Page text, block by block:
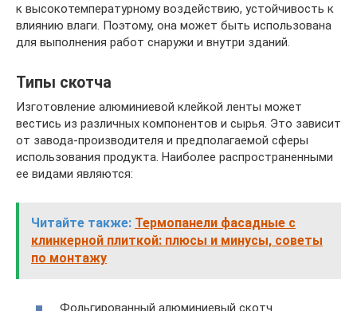
к высокотемпературному воздействию, устойчивость к
влиянию влаги. Поэтому, она может быть использована
для выполнения работ снаружи и внутри зданий.
Типы скотча
Изготовление алюминиевой клейкой ленты может
вестись из различных компонентов и сырья. Это зависит
от завода-производителя и предполагаемой сферы
использования продукта. Наиболее распространенными
ее видами являются:
Читайте также: Термопанели фасадные с
клинкерной плиткой: плюсы и минусы, советы
по монтажу
Фольгированный алюминиевый скотч.